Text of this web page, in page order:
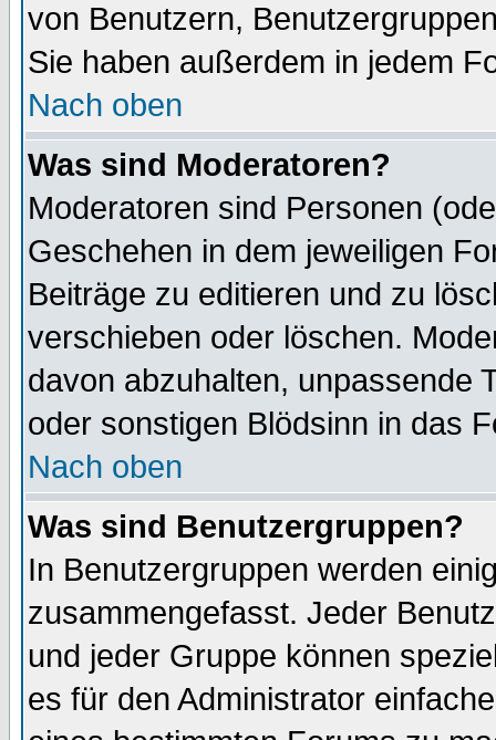
von Benutzern,
Sie haben außerdem in jedem
Nach oben
Was sind Moderatoren?
Moderatoren sind Personen
Geschehen in dem jeweiligen
Beiträge zu editieren und zu
verschieben oder löschen.
davon abzuhalten, unpassende
oder sonstigen Blödsinn in das
Nach oben
Was sind Benutzergruppen?
In Benutzergruppen werden
zusammengefasst. Jeder
und jeder Gruppe können
es für den Administrator